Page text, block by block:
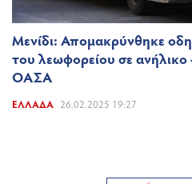
Μενίδι: Απομακρύνθηκε
του λεωφορείου σε
ΟΑΣΑ
ΕΛΛΆΔΑ 26.02.2025 19:27